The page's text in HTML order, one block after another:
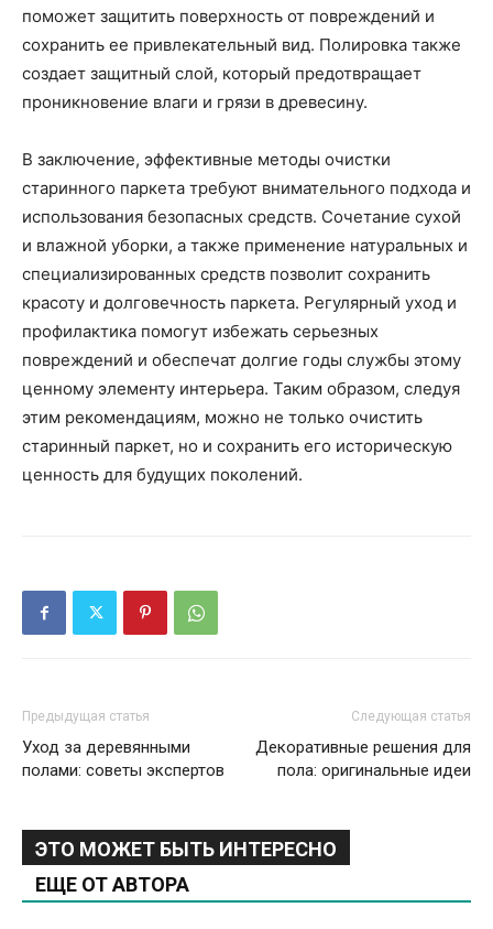
поможет защитить поверхность от повреждений и
сохранить ее привлекательный вид. Полировка также
создает защитный слой, который предотвращает
проникновение влаги и грязи в древесину.
В заключение, эффективные методы очистки
старинного паркета требуют внимательного подхода и
использования безопасных средств. Сочетание сухой
и влажной уборки, а также применение натуральных и
специализированных средств позволит сохранить
красоту и долговечность паркета. Регулярный уход и
профилактика помогут избежать серьезных
повреждений и обеспечат долгие годы службы этому
ценному элементу интерьера. Таким образом, следуя
этим рекомендациям, можно не только очистить
старинный паркет, но и сохранить его историческую
ценность для будущих поколений.
Предыдущая статья
Уход за деревянными
полами: советы экспертов
Следующая статья
Декоративные решения для
пола: оригинальные идеи
ЭТО МОЖЕТ БЫТЬ ИНТЕРЕСНО
ЕЩЕ ОТ АВТОРА